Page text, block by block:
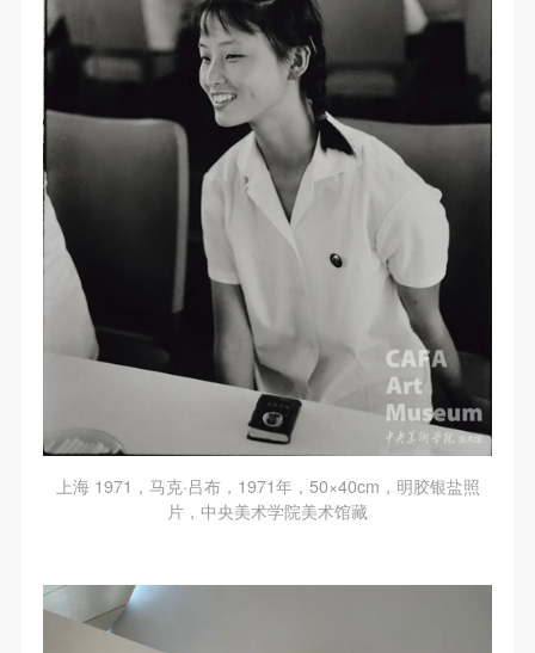
上海 1971，马克·吕布，1971年，50×40cm，明胶银盐照
片，中央美术学院美术馆藏